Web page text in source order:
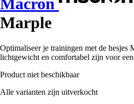
Macron
Marple
Optimaliseer je trainingen met de hesjes
lichtgewicht en comfortabel zijn voor
Product niet beschikbaar
Alle varianten zijn uitverkocht